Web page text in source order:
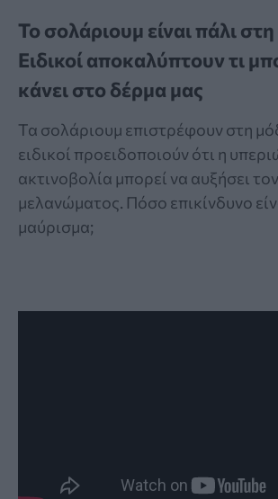
Το σολάριουμ είναι πάλι
Ειδικοί αποκαλύπτουν τι
κάνει στο δέρμα μας
Τα σολάριουμ επιστρέφουν στη
ειδικοί προειδοποιούν ότι η
ακτινοβολία μπορεί να αυξήσει
μελανώματος. Πόσο επικίνδυνο
μαύρισμα;